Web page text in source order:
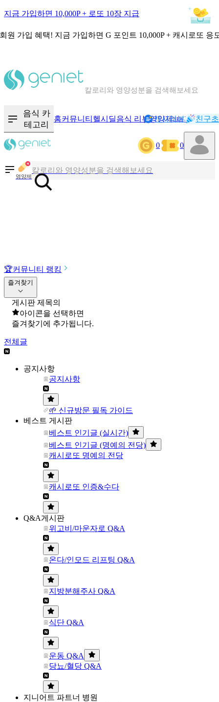
지금 가입하면 10,000P + 로또 10장 지급
원 가입 혜택! 지금 가입하면 G 포인트 10,000P + 캐시로또 응
혈당 · 다이어트 음식 검색해보세요
음식 카
테고리
홈커뮤니티 헬시딜음식 리뷰영양제NEW기록
캐시리뷰 친구
0 0
영양제
칼로리와 영양성분을 검색해보세요
혈당 · 다이어트 음식 검색해보세요
음식 · 영양제 리뷰를 찾아보세요
🏆커뮤니티 랭킹
즐겨찾기
게시판 제목의
아이콘을 선택하면
즐겨찾기에 추가됩니다.
전체글
공지사항
공지사항
🌱 신규방문 필독 가이드
베스트 게시판
베스트 인기글 (실시간)
베스트 인기글 (명예의 전당)
캐시로또 명예의 전당
캐시로또 인증&수다
Q&A게시판
위고비/마운자로 Q&A
온다/인모드 리프팅 Q&A
지방분해주사 Q&A
식단 Q&A
운동 Q&A
당뇨/혈당 Q&A
지니어트 파트너 병원